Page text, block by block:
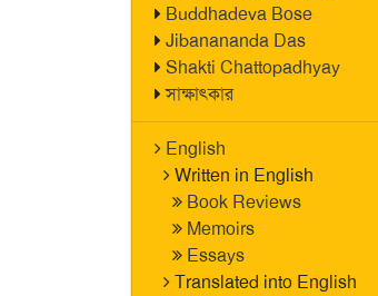
Buddhadeva Bose
Jibanananda Das
Shakti Chattopadhyay
সাক্ষাৎকার
English
Written in English
Book Reviews
Memoirs
Essays
Translated into English